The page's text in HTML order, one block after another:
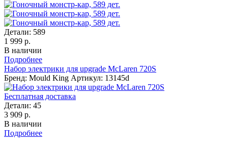
Детали: 589
1 999 р.
В наличии
Подробнее
Набор электрики для upgrade McLaren 720S
Бренд: Mould King Артикул: 13145d
Бесплатная доставка
Детали: 45
3 909 р.
В наличии
Подробнее